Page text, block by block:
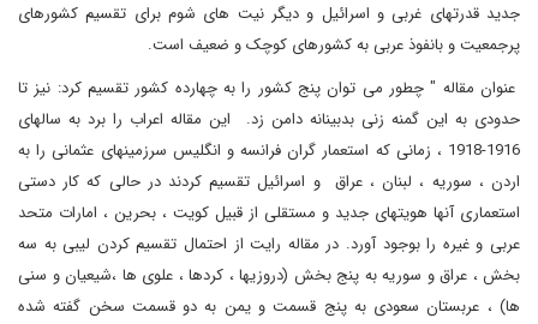
جدید قدرتهای غربی و اسرائیل و دیگر نیت های شوم برای تقسیم کشورهای
پرجمعیت و بانفوذ عربی به کشورهای کوچک و ضعیف است.
عنوان مقاله " چطور می توان پنج کشور را به چهارده کشور تقسیم کرد: نیز تا
حدودی به این گمنه زنی بدبینانه دامن زد. این مقاله اعراب را برد به سالهای
1916-1918 ، زمانی که استعمار گران فرانسه و انگلیس سرزمینهای عثمانی را به
اردن ، سوریه ، لبنان ، عراق و اسرائیل تقسیم کردند در حالی که کار دستی
استعماری آنها هویتهای جدید و مستقلی از قبیل کویت ، بحرین ، امارات متحد
عربی و غیره را بوجود آورد. در مقاله رایت از احتمال تقسیم کردن لیبی به سه
بخش ، عراق و سوریه به پنج بخش (دروزیها ، کردها ، علوی ها ،شیعیان و سنی
ها) ، عربستان سعودی به پنج قسمت و یمن به دو قسمت سخن گفته شده